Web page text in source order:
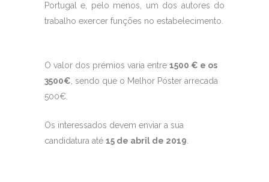
Portugal e, pelo menos, um dos autores do
trabalho exercer funções no estabelecimento.
O valor dos prémios varia entre 1500 € e os
3500€ , sendo que o Melhor Póster arrecada
500€.
Os interessados devem enviar a sua
candidatura até 15 de abril de 2019